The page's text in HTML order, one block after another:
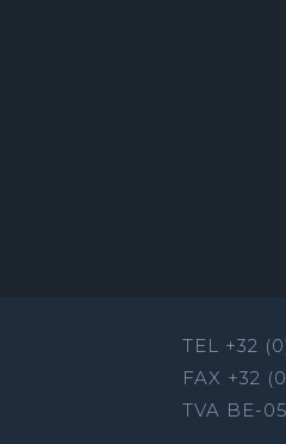
TEL +32
FAX +32
TVA BE-